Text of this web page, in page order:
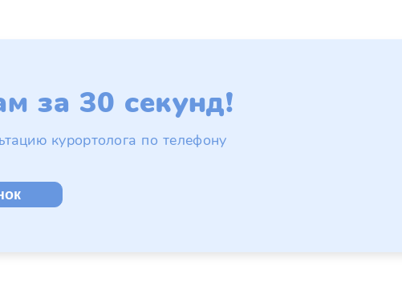
за 30 секунд!
курортолога по телефону